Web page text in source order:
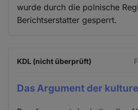
wurde durch die polnische
Berichtserstatter gesperrt.
KDL (nicht überprüft)
Das Argument der